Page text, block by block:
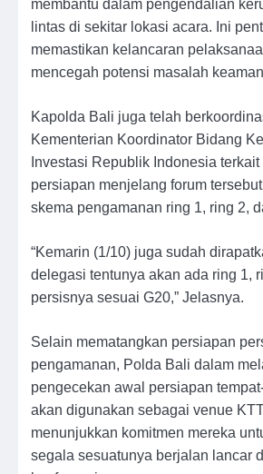
membantu dalam pengendalian
lintas di sekitar lokasi acara. Ini
memastikan kelancaran
mencegah potensi masalah
Kapolda Bali juga telah
Kementerian Koordinator Bidang
Investasi Republik Indonesia terkait
persiapan menjelang forum
skema pengamanan ring 1, ring 2,
“Kemarin (1/10) juga sudah
delegasi tentunya akan ada ring 1,
persisnya sesuai G20,” Jelasnya.
Selain mematangkan persiapan
pengamanan, Polda Bali dalam
pengecekan awal persiapan
akan digunakan sebagai venue
menunjukkan komitmen mereka
segala sesuatunya berjalan lancar